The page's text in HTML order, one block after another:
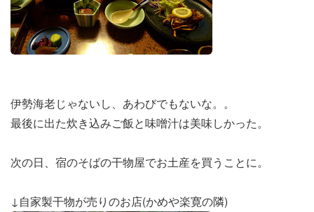
伊勢海老じゃないし、あわびでもないな。。
最後に出た炊き込みご飯と味噌汁は美味しかった。
次の日、宿のそばの干物屋でお土産を買うことに。
↓自家製干物が売りのお店(かめや楽寛の隣)